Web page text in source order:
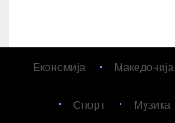
Економија Македонија
Спорт Музика